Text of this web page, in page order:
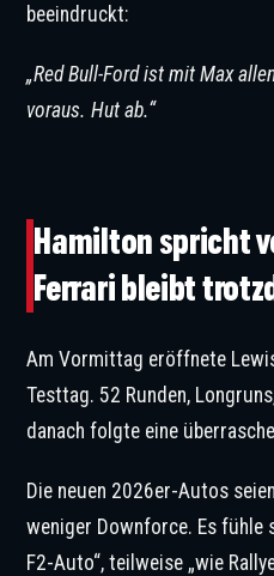
beeindruckt:
„Red Bull-Ford ist mit Max
voraus. Hut ab.“
Hamilton spricht
Ferrari bleibt
Am Vormittag eröffnete
Testtag. 52 Runden,
danach folgte eine
Die neuen 2026er-Autos
weniger Downforce. Es fühle
F2-Auto“, teilweise „wie